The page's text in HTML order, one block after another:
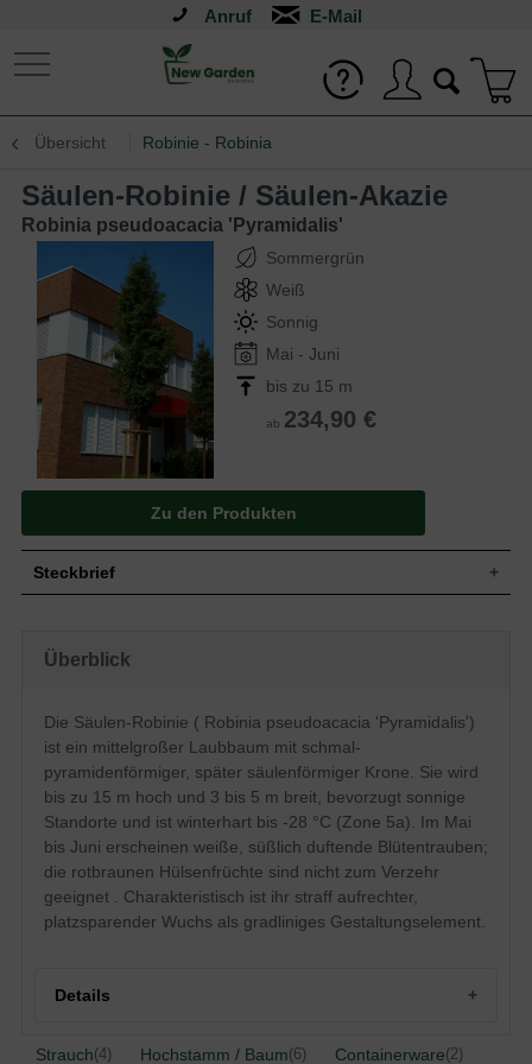
Anruf
Übersicht Robinie - Robinia
Säulen-Robinie / Säulen-Akazie
Robinia pseudoacacia 'Pyramidalis'
Sommergrün
Weiß
Sonnig
Mai - Juni
bis zu 15 m
ab 234,90 €
Zu den Produkten
Steckbrief
Wuchs
Wuchshöhe
bis zu 15 m
Blatt
Sommergrün, elliptisch, unpaarig
gefiedert, Oberseite dunkelgrün,
Unterseite heller, Herbstblatt gelblich, bis
zu 25 cm lang
Frucht
Rotbraune Hülsenfrüchte, nicht zum
Verzehr geeignet
Blüte
Weiße Blüten in hängenden Trauben,
süßlicher Duft, bis zu 20 cm lang
Blütezeit
Mai bis Juni
Wurzeln
Standort
Sonnig, windgeschützt
Überblick
Die Säulen-Robinie ( Robinia pseudoacacia 'Pyramidalis')
ist ein mittelgroßer Laubbaum mit schmal-
pyramidenförmiger, später säulenförmiger Krone. Sie wird
bis zu 15 m hoch und 3 bis 5 m breit, bevorzugt sonnige
Standorte und ist winterhart bis -28 °C (Zone 5a). Im Mai
bis Juni erscheinen weiße, süßlich duftende Blütentrauben;
die rotbraunen Hülsenfrüchte sind nicht zum Verzehr
geeignet . Charakteristisch ist ihr straff aufrechter,
platzsparender Wuchs als gradliniges Gestaltungselement.
Details
Herkunft und Besonderheiten der Säulenakazie
Strauch(4) Hochstamm / Baum(6) Containerware(2)